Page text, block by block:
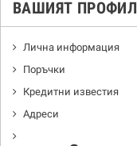
ВАШИЯТ ПРОФИЛ
Лична информация
Поръчки
Кредитни известия
Адреси